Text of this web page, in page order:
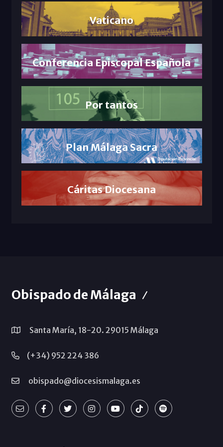
Vaticano
Conferencia Episcopal Española
Por tantos
Plan Málaga Sacra
Cáritas Diocesana
Obispado de Málaga
Santa María, 18-20. 29015 Málaga
(+34) 952 224 386
obispado@diocesismalaga.es